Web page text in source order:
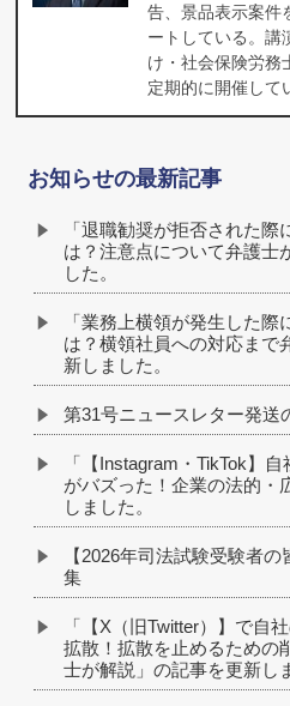
告、景品表示案件
ートしている。講
け・社会保険労務
定期的に開催して
お知らせの最新記事
「退職勧奨が拒否された
は？注意点について弁護士
した。
「業務上横領が発生した
は？横領社員への対応まで
新しました。
第31号ニュースレター発送
「【Instagram・TikTok】
がバズった！企業の法的・
しました。
【2026年司法試験受験者
集
「【X（旧Twitter）】で自
拡散！拡散を止めるための
士が解説」の記事を更新し